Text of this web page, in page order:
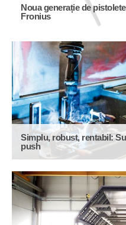
Noua generație de
Fronius
Simplu, robust, rentabil:
push